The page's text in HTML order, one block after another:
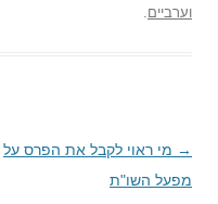
וערביים.
ניווט
בפוסטים
→ מי ראוי לקבל את הפרס על
מפעל השו"ת